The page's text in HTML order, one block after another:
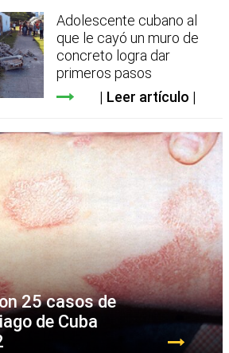
Adolescente cubano al
que le cayó un muro de
concreto logra dar
primeros pasos
Leer artículo
25 casos de
de Cuba